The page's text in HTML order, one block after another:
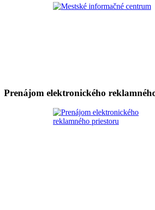
Prenájom elektronického